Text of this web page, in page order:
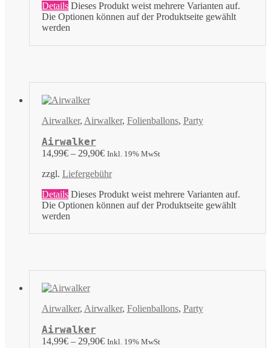
Details Dieses Produkt weist mehrere Varianten auf.
Die Optionen können auf der Produktseite gewählt
werden
Airwalker, Airwalker, Folienballons, Party
Airwalker
14,99€– 29,90€ Inkl. 19% MwSt
zzgl. Liefergebühr
Details Dieses Produkt weist mehrere Varianten auf.
Die Optionen können auf der Produktseite gewählt
werden
Airwalker, Airwalker, Folienballons, Party
Airwalker
14,99€– 29,90€ Inkl. 19% MwSt